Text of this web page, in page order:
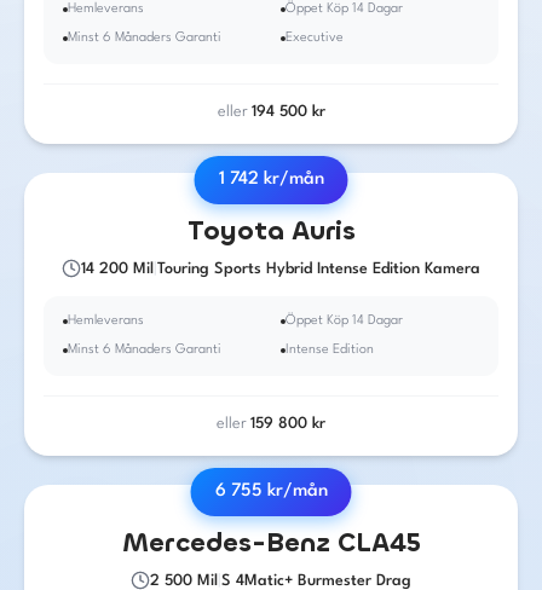
Hemleverans Öppet Köp 14 Dagar
Minst 6 Månaders Garanti Executive
eller 194 500kr
2018
1 742 kr/mån
Toyota Auris
14 200 Mil Touring Sports Hybrid Intense Edition Kamera
Hemleverans Öppet Köp 14 Dagar
Minst 6 Månaders Garanti Intense Edition
eller 159 800 kr
6 755 kr/mån
Mercedes-Benz CLA45
2 500 Mil S 4Matic+ Burmester Drag